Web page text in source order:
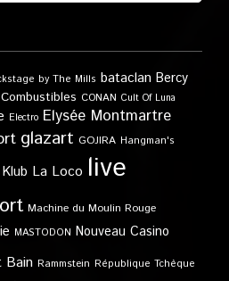
by The Mills bataclan Bercy
Combustibles CONAN Cult Of Luna
Electro Elysée Montmartre
glazart GOJIRA Hangman's
Klub La Loco live
Machine du Moulin Rouge
MASTODON Nouveau Casino
Bain Rammstein République Tchèque